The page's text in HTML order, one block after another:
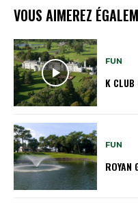
VOUS AIMEREZ
FUN
K CLUB
FUN
ROYAN